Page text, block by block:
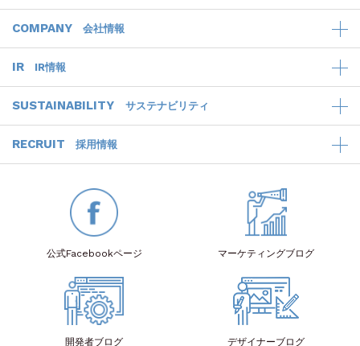
COMPANY 会社情報
IR IR情報
SUSTAINABILITY サステナビリティ
RECRUIT 採用情報
公式Facebookページ マーケティングブログ
開発者ブログ デザイナーブログ